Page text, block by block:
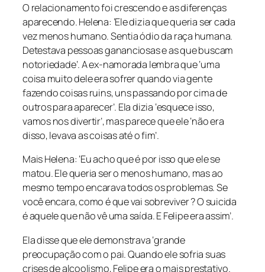
O relacionamento foi crescendo e as diferenças
aparecendo. Helena: ‘Ele dizia que queria ser cada
vez menos humano. Sentia ódio da raça humana.
Detestava pessoas gananciosas e as que buscam
notoriedade’. A ex-namorada lembra que ‘uma
coisa muito dele era sofrer quando via gente
fazendo coisas ruins, uns passando por cima de
outros para aparecer’. Ela dizia ‘esquece isso,
vamos nos divertir’, mas parece que ele ‘não era
disso, levava as coisas até o fim’.
Mais Helena: ‘Eu acho que é por isso que ele se
matou. Ele queria ser o menos humano, mas ao
mesmo tempo encarava todos os problemas. Se
você encara, como é que vai sobreviver ? O suicida
é aquele que não vê uma saída. E Felipe era assim’.
Ela disse que ele demonstrava ‘grande
preocupação com o pai. Quando ele sofria suas
crises de alcoolismo, Felipe era o mais prestativo.